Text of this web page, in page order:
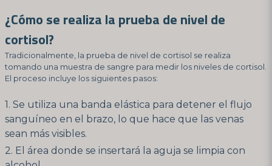
¿Cómo se realiza la prueba de nivel de
cortisol?
Tradicionalmente, la prueba de nivel de cortisol se realiza
tomando una muestra de sangre para medir los niveles de cortisol.
El proceso incluye los siguientes pasos:
Se utiliza una banda elástica para detener el flujo
sanguíneo en el brazo, lo que hace que las venas
sean más visibles.
El área donde se insertará la aguja se limpia con